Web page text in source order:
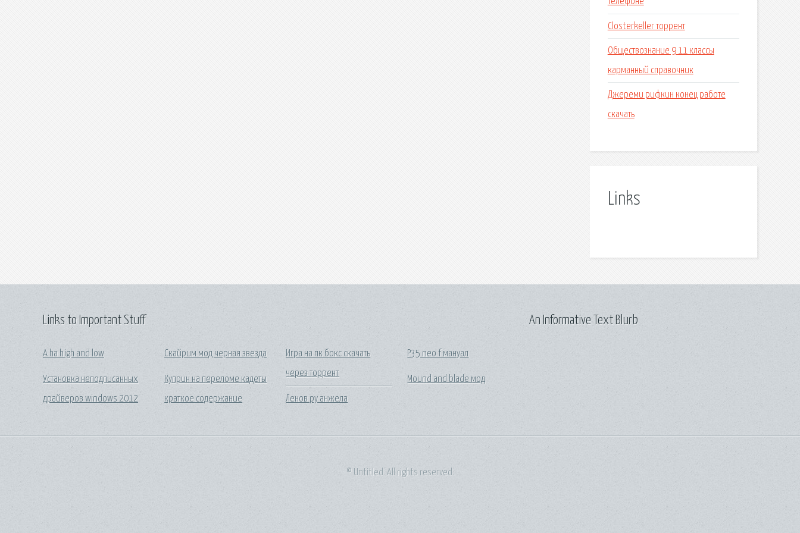
Closterkeller торрент
Обществознание 9 11 классы
карманный справочник
Джереми рифкин конец работе
скачать
Links
Links to Important Stuff
A ha high and low
Установка неподписанных
драйверов windows 2012
Скайрим мод черная звезда
Куприн на переломе кадеты
краткое содержание
Игра на пк бокс скачать
через торрент
Ленов ру анжела
P35 neo f мануал
Mound and blade мод
An Informative Text Blurb
© Untitled. All rights reserved.